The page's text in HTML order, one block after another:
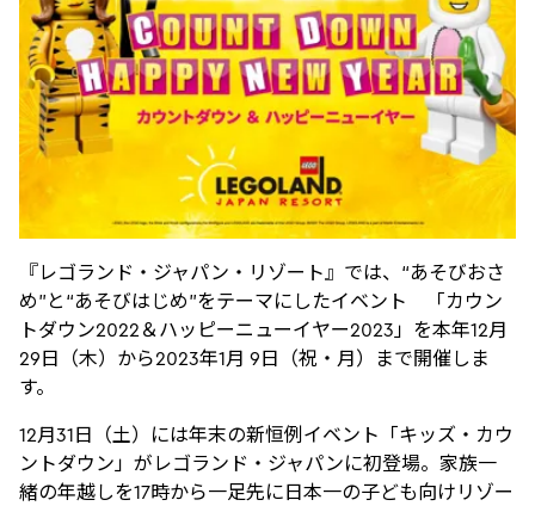
『レゴランド・ジャパン・リゾート』では、“あそびおさ
め”と“あそびはじめ”をテーマにしたイベント 「カウン
トダウン2022＆ハッピーニューイヤー2023」を本年12月
29日（木）から2023年1月 9日（祝・月）まで開催しま
す。
12月31日（土）には年末の新恒例イベント「キッズ・カウ
ントダウン」がレゴランド・ジャパンに初登場。家族一
緒の年越しを17時から一足先に日本一の子ども向けリゾー